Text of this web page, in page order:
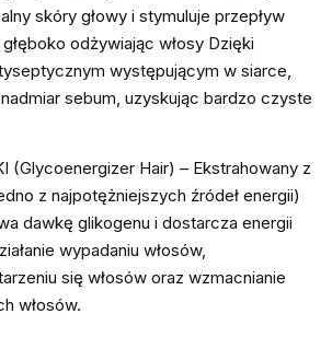
skóry głowy i stymuluje przepływ
odżywiając włosy Dzięki
występującym w siarce,
sebum, uzyskując bardzo czyste
(Glycoenergizer Hair) – Ekstrahowany z
z najpotężniejszych źródeł energii)
dawkę glikogenu i dostarcza energii
wypadaniu włosów,
się włosów oraz wzmacnianie
włosów.